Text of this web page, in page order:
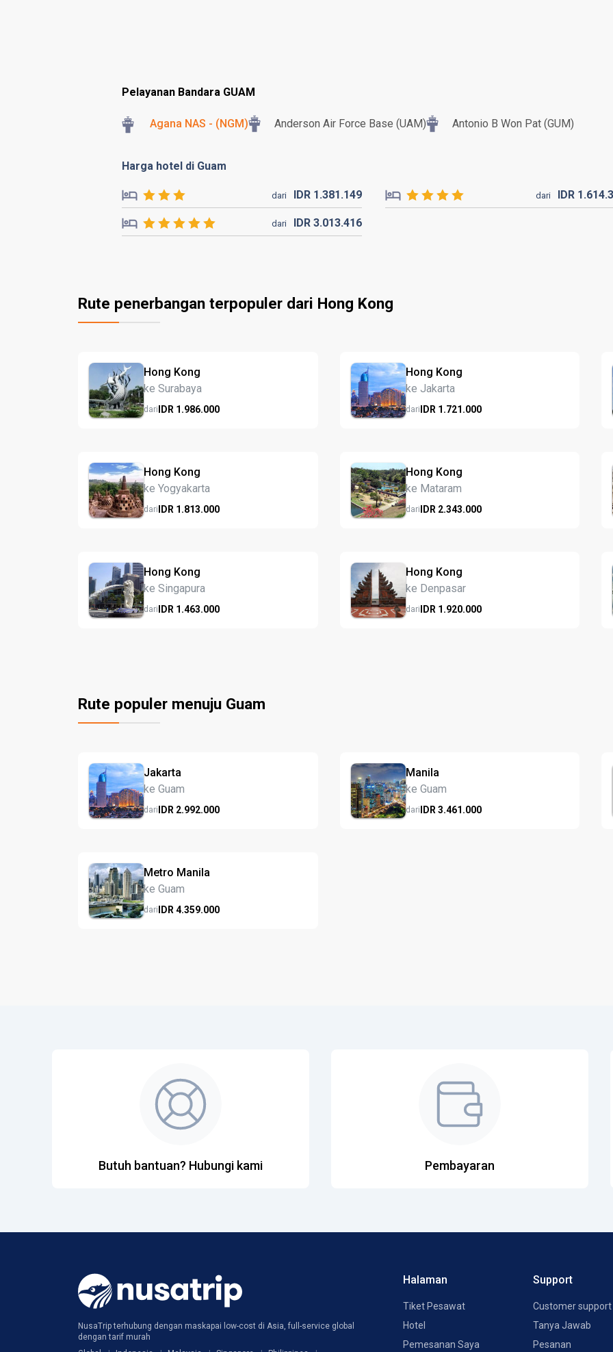
Pelayanan Bandara GUAM
Agana NAS - (NGM) Anderson Air Force Base (UAM) Antonio B Won Pat (GUM)
Harga hotel di Guam
dari IDR 1.381.149 dari IDR 1.614.
dari IDR3.013.416
Rute penerbangan terpopuler dari Hong Kong
Hong Kong
ke Surabaya
dariIDR 1.986.000
Hong Kong
ke Jakarta
dariIDR 1.721.000
Hong Kong
ke Yogyakarta
dariIDR 1.813.000
Hong Kong
ke Mataram
dariIDR 2.343.000
Hong Kong
ke Singapura
dariIDR 1.463.000
Hong Kong
ke Denpasar
dariIDR 1.920.000
Rute populer menuju Guam
Jakarta
ke Guam
dariIDR 2.992.000
Manila
ke Guam
dariIDR 3.461.000
Metro Manila
ke Guam
dariIDR 4.359.000
Butuh bantuan? Hubungi kami Pembayaran
NusaTrip terhubung dengan maskapai low-cost di Asia, full-service global
dengan tarif murah
Halaman
Tiket Pesawat
Hotel
Pemesanan Saya
Support
Customer support
Tanya Jawab
Pesanan